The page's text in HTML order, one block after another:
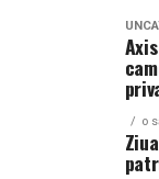
online într-o
Parfumuri
La La Lime
, prima o